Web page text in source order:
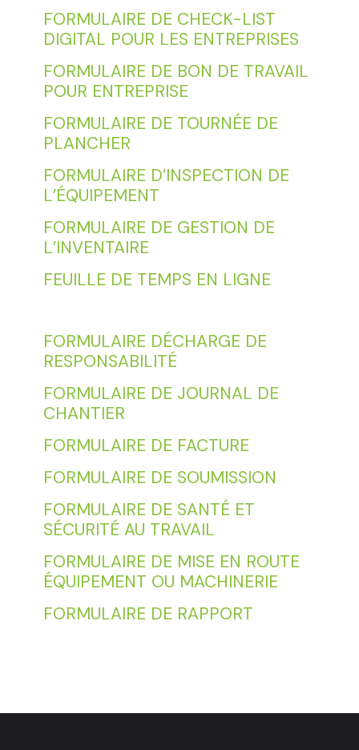
FORMULAIRE DE CHECK-LIST
DIGITAL POUR LES ENTREPRISES
FORMULAIRE DE BON DE TRAVAIL
POUR ENTREPRISE
FORMULAIRE DE TOURNÉE DE
PLANCHER
FORMULAIRE D’INSPECTION DE
L’ÉQUIPEMENT
FORMULAIRE DE GESTION DE
L’INVENTAIRE
FEUILLE DE TEMPS EN LIGNE
FORMULAIRE DÉCHARGE DE
RESPONSABILITÉ
FORMULAIRE DE JOURNAL DE
CHANTIER
FORMULAIRE DE FACTURE
FORMULAIRE DE SOUMISSION
FORMULAIRE DE SANTÉ ET
SÉCURITÉ AU TRAVAIL
FORMULAIRE DE MISE EN ROUTE
ÉQUIPEMENT OU MACHINERIE
FORMULAIRE DE RAPPORT